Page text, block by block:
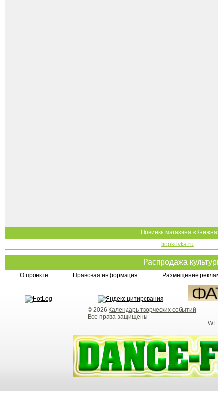
Новинки магазина «
bookovka.ru
Распродажа
О проекте Правовая информация Размещение
© 2026 Календарь творческих событий
Все права защищены